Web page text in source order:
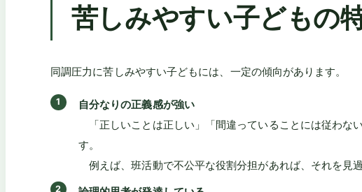
苦しみやすい子どもの
同調圧力に苦しみやすい子どもには、一定の傾向があります。
自分なりの正義感が強い
「正しいことは正しい」「間違っていることには従わな
す。
例えば、班活動で不公平な役割分担があれば、それを見過